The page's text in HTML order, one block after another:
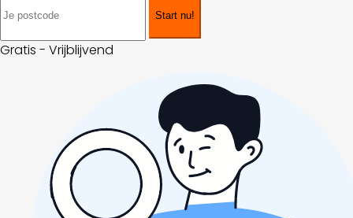
Start nu!
Gratis - Vrijblijvend